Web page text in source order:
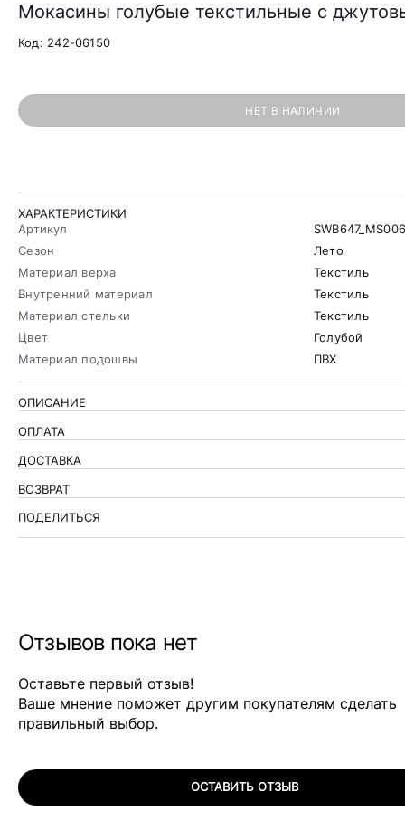
Мокасины голубые текстильные с
Код: 242-06150
НЕТ В НАЛИЧИИ
ХАРАКТЕРИСТИКИ
Артикул
Сезон
Лето
Материал верха
Текстиль
Внутренний материал
Текстиль
Материал стельки
Текстиль
Цвет
Голубой
Материал подошвы
ПВХ
ОПИСАНИЕ
ОПЛАТА
ДОСТАВКА
ВОЗВРАТ
ПОДЕЛИТЬСЯ
Отзывов пока нет
Оставьте первый отзыв!
Ваше мнение поможет другим покупателям сделать
правильный выбор.
ОСТАВИТЬ ОТЗЫВ